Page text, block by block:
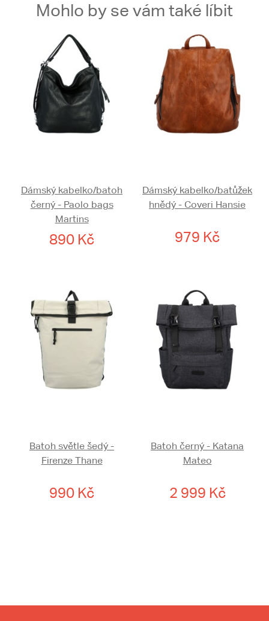
Mohlo by se vám také líbit
Dámský kabelko/batoh
černý - Paolo bags
Martins
890 Kč
Dámský kabelko/batůžek
hnědý - Coveri Hansie
979 Kč
Batoh světle šedý -
Firenze Thane
990 Kč
Batoh černý - Katana
Mateo
2 999 Kč